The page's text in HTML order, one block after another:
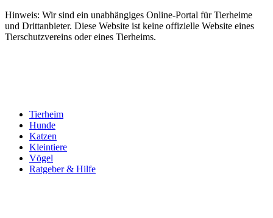
Hinweis: Wir sind ein unabhängiges Online-Portal für Tierheime
und Drittanbieter. Diese Website ist keine offizielle Website eines
Tierschutzvereins oder eines Tierheims.
Tierheim
Hunde
Katzen
Kleintiere
Vögel
Ratgeber & Hilfe